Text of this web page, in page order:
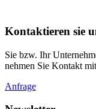
Kontaktieren sie
Sie bzw. Ihr
nehmen Sie Kontakt
Anfrage